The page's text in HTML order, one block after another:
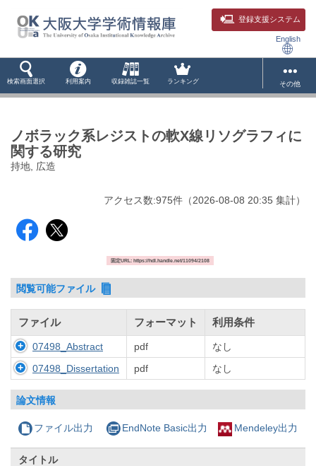
登録支援システム
English
検索画面選択 利用案内 収録雑誌一覧 ランキング その他
ノボラック系レジストの軟X線リソグラフィに
関する研究
持地, 広造
アクセス数:975件 （2026-08-08 20:35 集計）
固定URL: https://hdl.handle.net/11094/2108
閲覧可能ファイル
ファイル フォーマット 利用条件
07498_Abstract pdf
なし
07498_Dissertation
pdf なし
論文情報
ファイル出力 EndNote Basic出力 Mendeley出力
タイトル